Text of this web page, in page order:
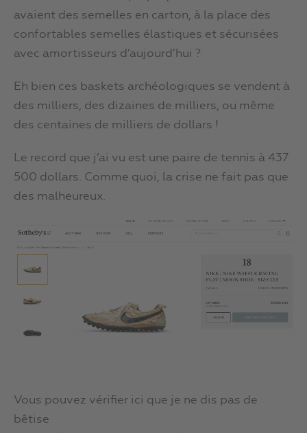
avaient des semelles en carton, à la place des
confortables semelles élastiques et sécurisées
avec amortisseurs d’aujourd’hui ?
Eh bien ces baskets archéologiques se vendent à
des milliers, des dizaines de milliers, ou même
des centaines de milliers de dollars !
Le record que j’ai vu est une paire de tennis à 437
500 dollars. Comme quoi, la crise ne fait pas que
des malheureux.
Vous pouvez vérifier ici que je ne dis pas de
bêtise